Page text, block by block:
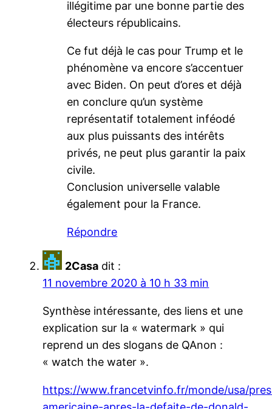
illégitime par une bonne partie des
électeurs républicains.
Ce fut déjà le cas pour Trump et le
phénomène va encore s’accentuer
avec Biden. On peut d’ores et déjà
en conclure qu’un système
représentatif totalement inféodé
aux plus puissants des intérêts
privés, ne peut plus garantir la paix
civile.
Conclusion universelle valable
également pour la France.
Répondre
2Casa dit :
11 novembre 2020 à 10 h 33 min
Synthèse intéressante, des liens et une
explication sur la « watermark » qui
reprend un des slogans de QAnon :
« watch the water ».
https://www.francetvinfo.fr/monde/usa/